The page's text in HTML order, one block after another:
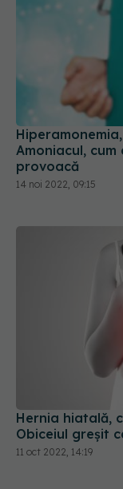
Amoniacul,
provoacă
14 noi 2022, 09:15
Hernia hiatală,
Obiceiul greșit
11 oct 2022, 14:19